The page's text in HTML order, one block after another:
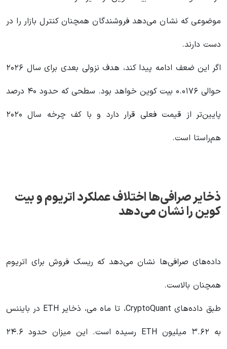
موضوعی که نشان می‌دهد فروشندگان همچنان کنترل بازار را در
دست دارند.
اگر این ضعف ادامه پیدا کند، هدف نزولی بعدی برای سال ۲۰۲۶
حوالی ۰.۰۱۷۶ بیت کوین خواهد بود. سطحی که حدود ۴۰ درصد
پایین‌تر از قیمت فعلی قرار دارد و با کف چرخه سال ۲۰۲۰
هم‌راستا است.
ذخایر صرافی‌ها اختلاف عملکرد اتریوم و بیت
کوین را نشان می‌دهد
داده‌های صرافی‌ها نشان می‌دهد که ریسک فروش برای اتریوم
همچنان بالاست.
طبق داده‌های CryptoQuant، تا ماه می، ذخایر ETH در بایننس
به ۳.۶۲ میلیون ETH رسیده است. این میزان حدود ۲۴.۶